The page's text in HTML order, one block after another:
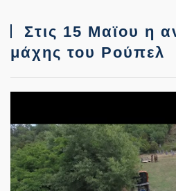
Στις 15 Μαϊου η
μάχης του Ρούπελ